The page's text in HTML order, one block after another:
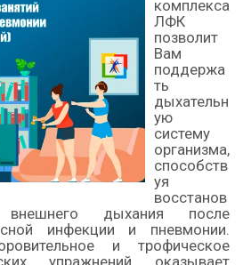
комплекса
ЛФК
позволит
Вам
поддержа
ть
дыхательн
ую
систему
организма,
способств
уя
восстанов
дыхания после
инфекции и пневмонии.
и трофическое
упражнений оказывает